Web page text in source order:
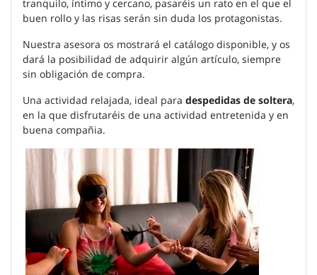
tranquilo, íntimo y cercano, pasaréis un rato en el que el
buen rollo y las risas serán sin duda los protagonistas.
Nuestra asesora os mostrará el catálogo disponible, y os
dará la posibilidad de adquirir algún artículo, siempre
sin obligación de compra.
Una actividad relajada, ideal para despedidas de soltera,
en la que disfrutaréis de una actividad entretenida y en
buena compañia.